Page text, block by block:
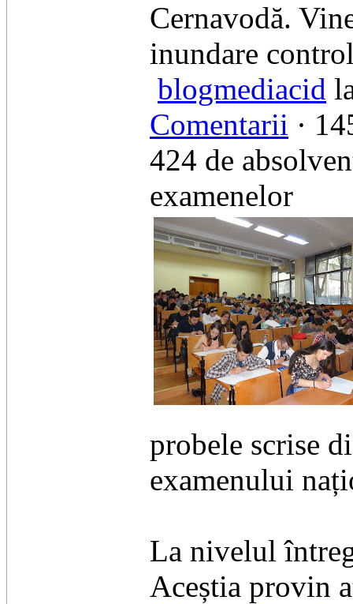
Cernavodă.
inundare
blogmediacid
Comentarii ·
424 de
examenelor
probele scrise
examenului
​La nivelul
Aceștia provin